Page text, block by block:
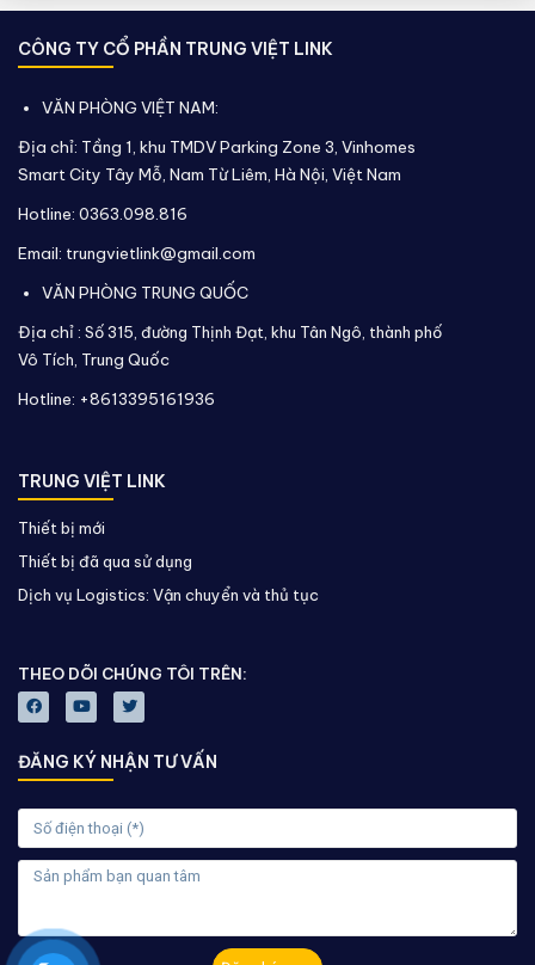
CÔNG TY CỔ PHẦN TRUNG VIỆT LINK
VĂN PHÒNG VIỆT NAM:
Địa chỉ: Tầng 1, khu TMDV Parking Zone 3, Vinhomes
Smart City Tây Mỗ, Nam Từ Liêm, Hà Nội, Việt Nam
Hotline: 0363.098.816
Email: trungvietlink@gmail.com
VĂN PHÒNG TRUNG QUỐC
Địa chỉ : Số 315, đường Thịnh Đạt, khu Tân Ngô, thành phố
Vô Tích, Trung Quốc
Hotline: +8613395161936
TRUNG VIỆT LINK
Thiết bị mới
Thiết bị đã qua sử dụng
Dịch vụ Logistics: Vận chuyển và thủ tục
THEO DÕI CHÚNG TÔI TRÊN:
ĐĂNG KÝ NHẬN TƯ VẤN